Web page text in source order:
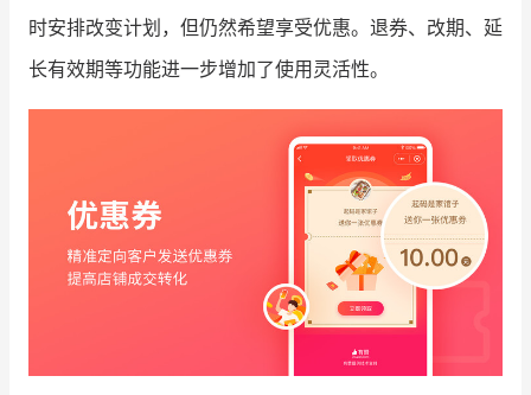
有赞云 数据通服务
时安排改变计划，但仍然希望享受优惠。退券、改期、延
长有效期等功能进一步增加了使用灵活性。